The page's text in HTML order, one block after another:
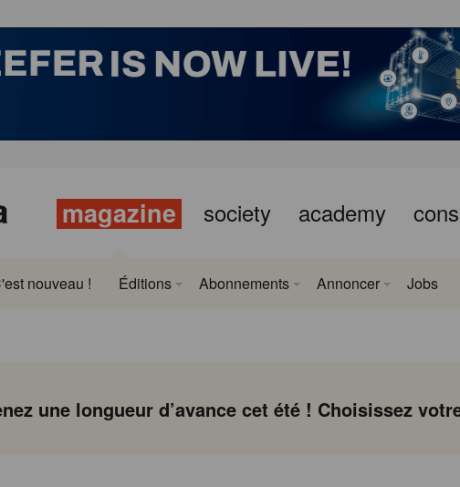
magazine society academy
nouveau ! Éditions Abonnements Annoncer Jobs
une longueur d’avance cet été ! Choisissez